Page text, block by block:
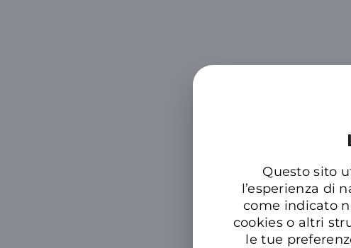
Questo sito
l’esperienza di
come indicato
cookies o altri
le tue
Device + Offerta